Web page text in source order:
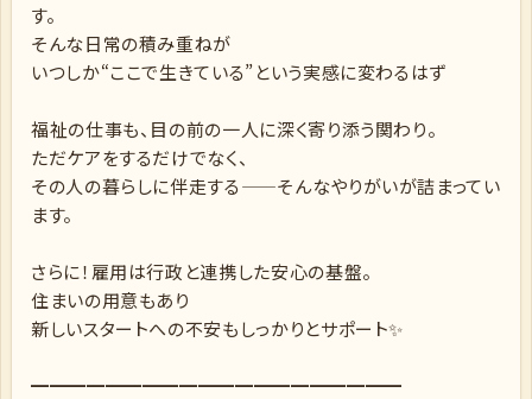
す。
そんな日常の積み重ねが
いつしか“ここで生きている”という実感に変わるはず
福祉の仕事も、目の前の一人に深く寄り添う関わり。
ただケアをするだけでなく、
その人の暮らしに伴走する——そんなやりがいが詰まってい
ます。
さらに！雇用は行政と連携した安心の基盤。
住まいの用意もあり
新しいスタートへの不安もしっかりとサポート✨
━━━━━━━━━━━━━━━━━━━━